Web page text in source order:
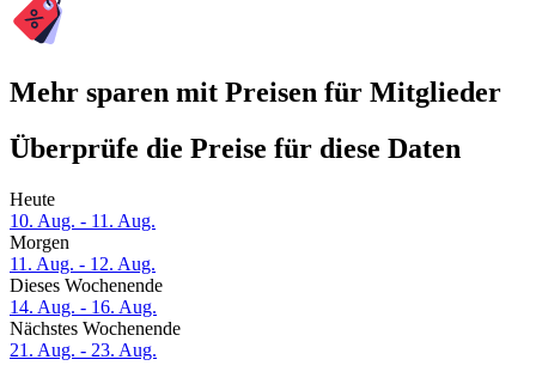
Mehr sparen mit Preisen für Mitglieder
Überprüfe die Preise für diese Daten
Heute
10. Aug. - 11. Aug.
Morgen
11. Aug. - 12. Aug.
Dieses Wochenende
14. Aug. - 16. Aug.
Nächstes Wochenende
21. Aug. - 23. Aug.